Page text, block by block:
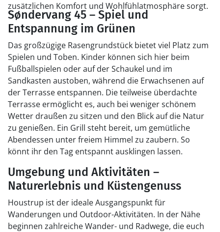
zusätzlichen Komfort und Wohlfühlatmosphäre sorgt.
Søndervang 45 – Spiel und
Entspannung im Grünen
Das großzügige Rasengrundstück bietet viel Platz zum
Spielen und Toben. Kinder können sich hier beim
Fußballspielen oder auf der Schaukel und im
Sandkasten austoben, während die Erwachsenen auf
der Terrasse entspannen. Die teilweise überdachte
Terrasse ermöglicht es, auch bei weniger schönem
Wetter draußen zu sitzen und den Blick auf die Natur
zu genießen. Ein Grill steht bereit, um gemütliche
Abendessen unter freiem Himmel zu zaubern. So
könnt ihr den Tag entspannt ausklingen lassen.
Umgebung und Aktivitäten –
Naturerlebnis und Küstengenuss
Houstrup ist der ideale Ausgangspunkt für
Wanderungen und Outdoor-Aktivitäten. In der Nähe
beginnen zahlreiche Wander- und Radwege, die euch